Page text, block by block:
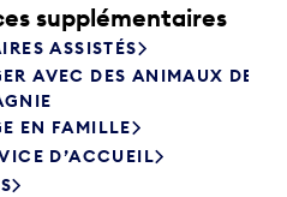
Salon
Les
aliments frais.
supplémentaires
ASSISTÉS
AVEC DES ANIMAUX DE
EN FAMILLE
D’ACCUEIL